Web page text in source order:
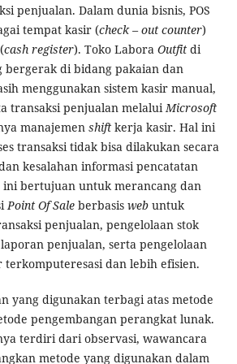
penjualan. Dalam dunia bisnis, POS
tempat kasir (check – out counter)
cash register). Toko Labora Outfitdi
bergerak di bidang pakaian dan
menggunakan sistem kasir manual,
transaksi penjualan melaluiMicrosoft
manajemen shift kerja kasir. Hal ini
transaksi tidak bisa dilakukan secara
kesalahan informasi pencatatan
bertujuan untuk merancang dan
Point Of Saleberbasis web untuk
penjualan, pengelolaan stok
penjualan, serta pengelolaan
terkomputeresasi dan lebih efisien.
yang digunakan terbagi atas metode
pengembangan perangkat lunak.
terdiri dari observasi, wawancara
metode yang digunakan dalam